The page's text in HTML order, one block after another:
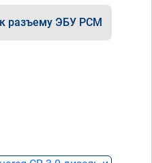
разъему ЭБУ PCM